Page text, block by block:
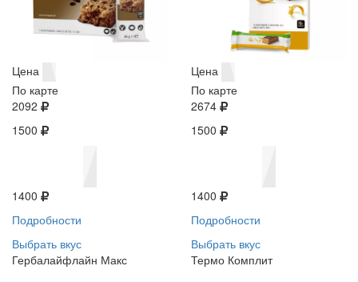
Цена
По карте
2092
1500
1400
Подробности
Выбрать вкус
Цена
По карте
2674
1500
1400
Подробности
Выбрать вкус
Гербалайфлайн Макс
Термо Комплит